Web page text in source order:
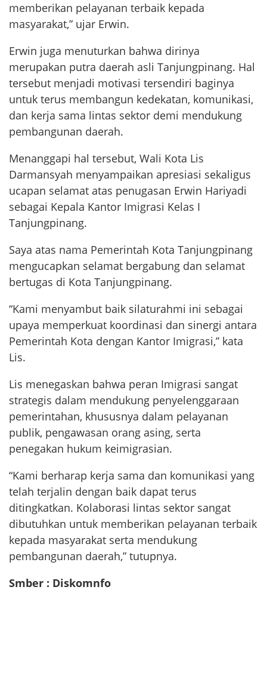
memberikan pelayanan terbaik kepada
masyarakat,” ujar Erwin.
Erwin juga menuturkan bahwa dirinya
merupakan putra daerah asli Tanjungpinang. Hal
tersebut menjadi motivasi tersendiri baginya
untuk terus membangun kedekatan, komunikasi,
dan kerja sama lintas sektor demi mendukung
pembangunan daerah.
Menanggapi hal tersebut, Wali Kota Lis
Darmansyah menyampaikan apresiasi sekaligus
ucapan selamat atas penugasan Erwin Hariyadi
sebagai Kepala Kantor Imigrasi Kelas I
Tanjungpinang.
Saya atas nama Pemerintah Kota Tanjungpinang
mengucapkan selamat bergabung dan selamat
bertugas di Kota Tanjungpinang.
“Kami menyambut baik silaturahmi ini sebagai
upaya memperkuat koordinasi dan sinergi antara
Pemerintah Kota dengan Kantor Imigrasi,” kata
Lis.
Lis menegaskan bahwa peran Imigrasi sangat
strategis dalam mendukung penyelenggaraan
pemerintahan, khususnya dalam pelayanan
publik, pengawasan orang asing, serta
penegakan hukum keimigrasian.
“Kami berharap kerja sama dan komunikasi yang
telah terjalin dengan baik dapat terus
ditingkatkan. Kolaborasi lintas sektor sangat
dibutuhkan untuk memberikan pelayanan terbaik
kepada masyarakat serta mendukung
pembangunan daerah,” tutupnya.
Smber : Diskomnfo